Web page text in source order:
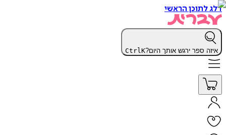
דלג לתוכן הראשי
איזה ספר ירגש אותך היום? CtrlK